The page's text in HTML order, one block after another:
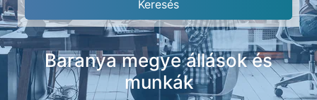
Baranya megye állások és
munkák